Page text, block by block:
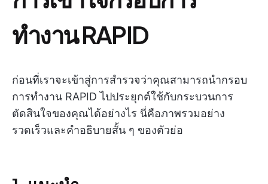
ทำงาน RAPID
ก่อนที่เราจะเข้าสู่การสำรวจว่าคุณสามารถนำกรอบ
การทำงาน RAPID ไปประยุกต์ใช้กับกระบวนการ
ตัดสินใจของคุณได้อย่างไร นี่คือภาพรวมอย่าง
รวดเร็วและคำอธิบายสั้น ๆ ของตัวย่อ